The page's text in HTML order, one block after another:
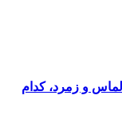
و زمرد، کدام